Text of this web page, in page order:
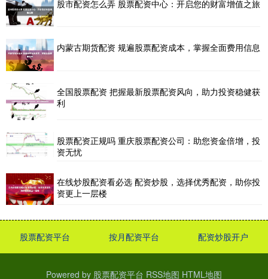
股市配资怎么弄 股票配资中心：开启您的财富增值之旅
内蒙古期货配资 规遍股票配资成本，掌握全面费用信息
全国股票配资 把握最新股票配资风向，助力投资稳健获
利
股票配资正规吗 重庆股票配资公司：助您资金倍增，投
资无忧
在线炒股配资看必选 配资炒股，选择优秀配资，助你投
资更上一层楼
股票配资平台 按月配资平台 配资炒股开户
Powered by 股票配资平台 RSS地图 HTML地图